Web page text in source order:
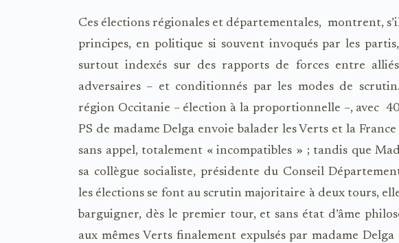
Ces élections régionales et départementales, montrent,
principes, en politique si souvent invoqués par les
surtout indexés sur des rapports de forces entre
adversaires – et conditionnés par les modes de
région Occitanie – élection à la proportionnelle –, avec
PS de madame Delga envoie balader les Verts et la France
sans appel, totalement « incompatibles » ; tandis que
sa collègue socialiste, présidente du Conseil
les élections se font au scrutin majoritaire à deux tours,
barguigner, dès le premier tour, et sans état d’âme
aux mêmes Verts finalement expulsés par madame